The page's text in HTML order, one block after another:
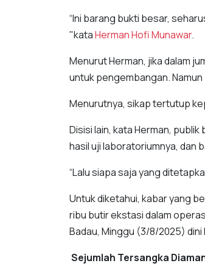
“Ini barang bukti besar,
"kataHerman Hofi Munawar.
Menurut Herman, jika dalam
untuk pengembangan.
Menurutnya, sikap tertutup
Disisi lain, kata Herman,
hasil uji laboratoriumnya, dan
“Lalu siapa saja yang
Untuk diketahui, kabar yang
ribu butir ekstasi dalam
Badau, Minggu (3/8/2025) dini
Sejumlah Tersangka